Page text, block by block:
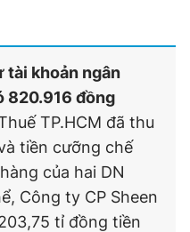
khoản ngân
820.916 đồng
TP.HCM đã thu
tiền cưỡng chế
của hai DN
Công ty CP Sheen
tỉ đồng tiền